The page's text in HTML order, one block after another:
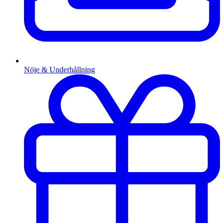
Nöje & Underhållning